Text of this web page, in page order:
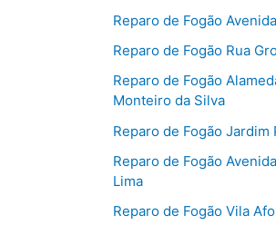
Reparo de Fogão
Reparo de Fogão Rua
Reparo de Fogão
Monteiro da Silva
Reparo de Fogão Jardim
Reparo de Fogão
Lima
Reparo de Fogão Vila